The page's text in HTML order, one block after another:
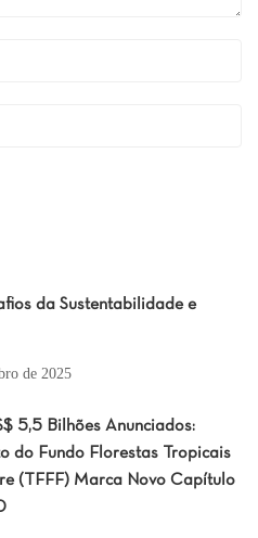
da Sustentabilidade e
de 2025
5,5 Bilhões Anunciados:
do Fundo Florestas Tropicais
(TFFF) Marca Novo Capítulo